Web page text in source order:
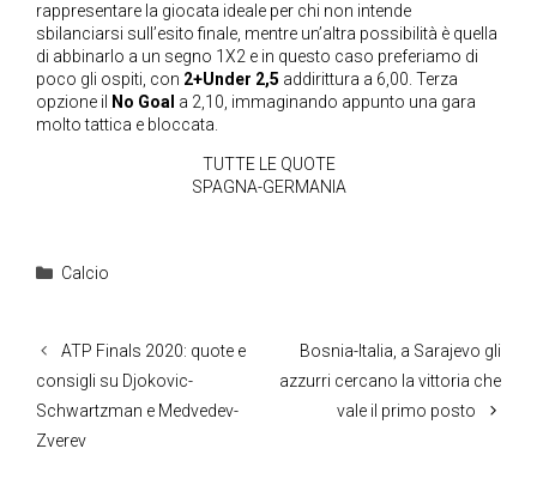
rappresentare la giocata ideale per chi non intende
sbilanciarsi sull’esito finale, mentre un’altra possibilità è quella
di abbinarlo a un segno 1X2 e in questo caso preferiamo di
poco gli ospiti, con 2+Under 2,5 addirittura a 6,00. Terza
opzione il
No Goal a 2,10, immaginando appunto una gara
molto tattica e bloccata.
TUTTE LE QUOTE
SPAGNA-GERMANIA
Categorie
Calcio
ATP Finals 2020: quote e
consigli su Djokovic-
Schwartzman e Medvedev-
Zverev
Bosnia-Italia, a Sarajevo gli
azzurri cercano la vittoria che
vale il primo posto